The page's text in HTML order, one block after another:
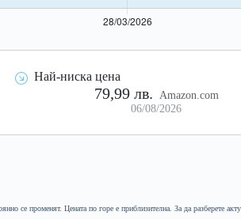
Най-ниска цена
79,99 лв.
Amazon.com
06/08/2026
се променят. Цената по горе е приблизителна. За да разберете